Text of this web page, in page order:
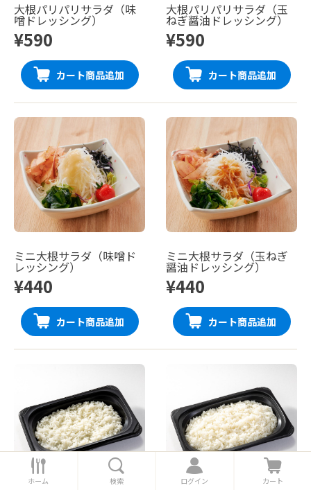
大根パリパリサラダ（味
噌ドレッシング）
¥590
カート商品追加
大根パリパリサラダ（玉
ねぎ醤油ドレッシング）
¥590
カート商品追加
ミニ大根サラダ（味噌ド
レッシング）
¥440
カート商品追加
ミニ大根サラダ（玉ねぎ
醤油ドレッシング）
¥440
カート商品追加
ホ
ー
ホーム 索
検索
ロ
グ
ログイン
カ
ー
カート